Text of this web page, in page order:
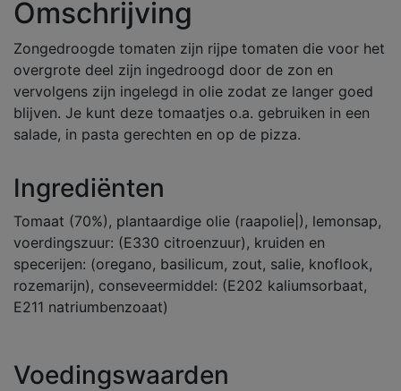
Omschrijving
Zongedroogde tomaten zijn rijpe tomaten die voor het
overgrote deel zijn ingedroogd door de zon en
vervolgens zijn ingelegd in olie zodat ze langer goed
blijven. Je kunt deze tomaatjes o.a. gebruiken in een
salade, in pasta gerechten en op de pizza.
Ingrediënten
Tomaat (70%), plantaardige olie (raapolie|), lemonsap,
voerdingszuur: (E330 citroenzuur), kruiden en
specerijen: (oregano, basilicum, zout, salie, knoflook,
rozemarijn), conseveermiddel: (E202 kaliumsorbaat,
E211 natriumbenzoaat)
Voedingswaarden